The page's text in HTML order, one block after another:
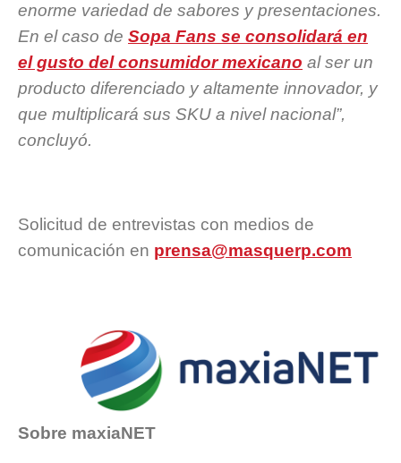
enorme variedad de sabores y presentaciones.
En el caso de Sopa Fans se consolidará en
el gusto del consumidor mexicano al ser un
producto diferenciado y altamente innovador, y
que multiplicará sus SKU a nivel nacional”,
concluyó.
Solicitud de entrevistas con medios de
comunicación en prensa@masquerp.com
Sobre maxiaNET